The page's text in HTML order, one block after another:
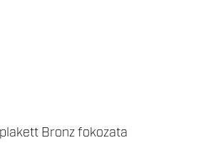
Bronz fokozata